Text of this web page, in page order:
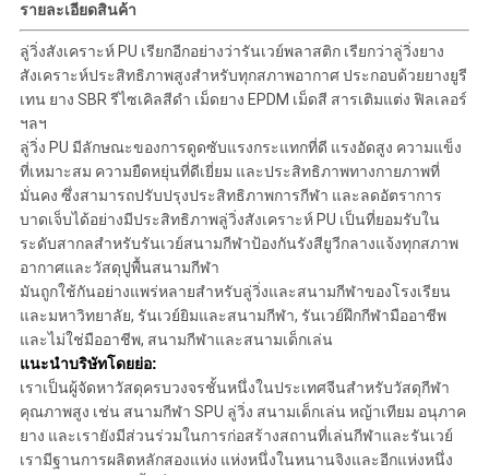
รายละเอียดสินค้า
ลู่วิ่งสังเคราะห์ PU เรียกอีกอย่างว่ารันเวย์พลาสติก เรียกว่าลู่วิ่งยาง
สังเคราะห์ประสิทธิภาพสูงสำหรับทุกสภาพอากาศ ประกอบด้วยยางยูรี
เทน ยาง SBR รีไซเคิลสีดำ เม็ดยาง EPDM เม็ดสี สารเติมแต่ง ฟิลเลอร์
ฯลฯ
ลู่วิ่ง PU มีลักษณะของการดูดซับแรงกระแทกที่ดี แรงอัดสูง ความแข็ง
ที่เหมาะสม ความยืดหยุ่นที่ดีเยี่ยม และประสิทธิภาพทางกายภาพที่
มั่นคง ซึ่งสามารถปรับปรุงประสิทธิภาพการกีฬา และลดอัตราการ
บาดเจ็บได้อย่างมีประสิทธิภาพลู่วิ่งสังเคราะห์ PU เป็นที่ยอมรับใน
ระดับสากลสำหรับรันเวย์สนามกีฬาป้องกันรังสียูวีกลางแจ้งทุกสภาพ
อากาศและวัสดุปูพื้นสนามกีฬา
มันถูกใช้กันอย่างแพร่หลายสำหรับลู่วิ่งและสนามกีฬาของโรงเรียน
และมหาวิทยาลัย, รันเวย์ยิมและสนามกีฬา, รันเวย์ฝึกกีฬามืออาชีพ
และไม่ใช่มืออาชีพ, สนามกีฬาและสนามเด็กเล่น
แนะนำบริษัทโดยย่อ:
เราเป็นผู้จัดหาวัสดุครบวงจรชั้นหนึ่งในประเทศจีนสำหรับวัสดุกีฬา
คุณภาพสูง เช่น สนามกีฬา SPU ลู่วิ่ง สนามเด็กเล่น หญ้าเทียม อนุภาค
ยาง และเรายังมีส่วนร่วมในการก่อสร้างสถานที่เล่นกีฬาและรันเวย์
เรามีฐานการผลิตหลักสองแห่ง แห่งหนึ่งในหนานจิงและอีกแห่งหนึ่ง